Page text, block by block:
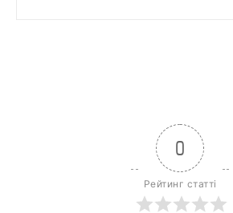
0
Рейтинг статті